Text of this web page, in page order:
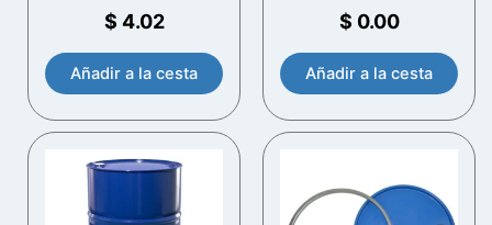
$ 4.02
Añadir a la cesta
$ 0.00
Añadir a la cesta